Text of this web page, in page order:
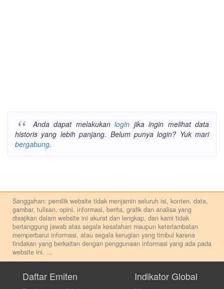
Anda dapat melakukanlogin jika ingin melihat data
historis yang lebih panjang. Belum punya login? Yuk mari
bergabung.
Sanggahan: pemilik website tidak menjamin seluruh isi, konten, data,
gambar, tulisan, opini, informasi, berita, grafik dan analisa yang
disajikan dalam website ini akurat dan lengkap, dan kami tidak
bertanggung jawab atas segala kesalahan maupun keterlambatan
memperbarui informasi, atau segala kerugian yang timbul karena
tindakan yang berkaitan dengan penggunaan informasi yang ada pada
website ini. ...
pribadi. Kami tidak memberi anjuran, saran, rekomendasi untuk
membeli, menjual atau melakukan aktivitas lain yang terkait dengan
Daftar Emiten Indikator Global